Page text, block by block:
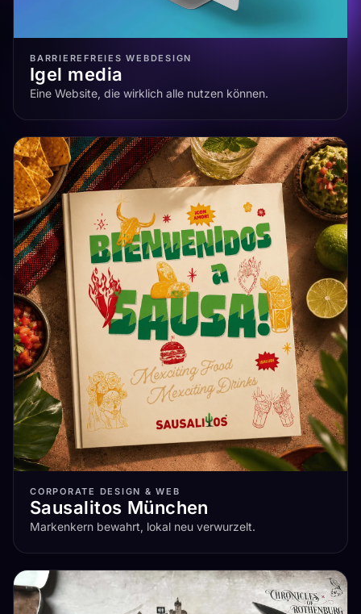
BARRIEREFREIES WEBDESIGN
Igel media
Eine Website, die wirklich alle nutzen können.
CORPORATE DESIGN & WEB
Sausalitos München
Markenkern bewahrt, lokal neu verwurzelt.